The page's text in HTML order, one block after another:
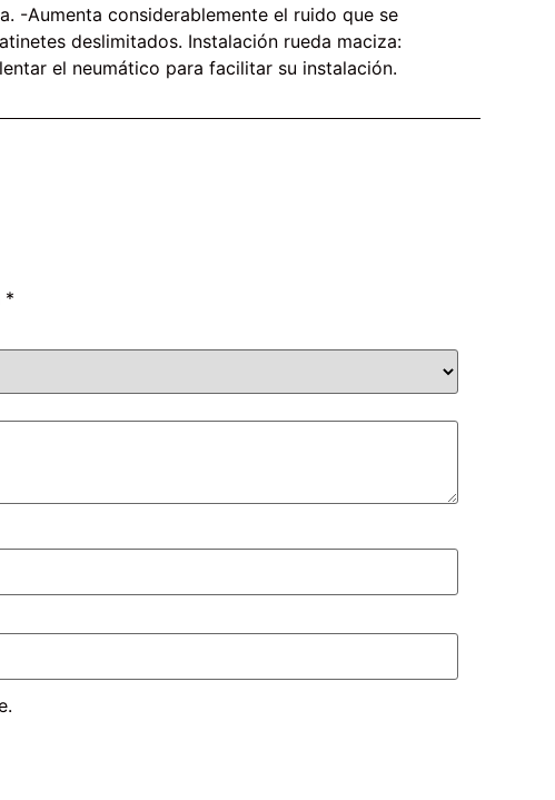
-Aumenta considerablemente el ruido que se
deslimitados. Instalación rueda maciza:
el neumático para facilitar su instalación.
*